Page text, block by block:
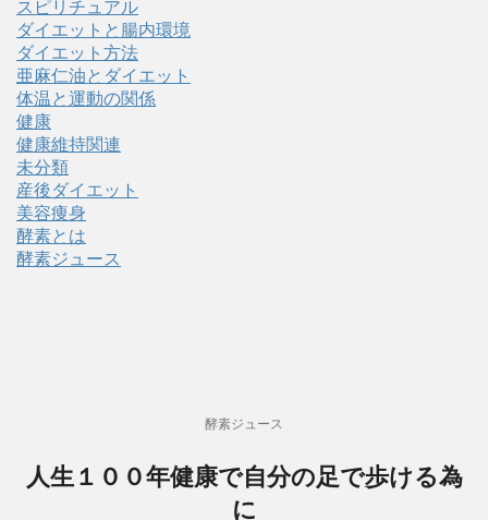
スピリチュアル
ダイエットと腸内環境
ダイエット方法
亜麻仁油とダイエット
体温と運動の関係
健康
健康維持関連
未分類
産後ダイエット
美容痩身
酵素とは
酵素ジュース
酵素ジュース
人生１００年健康で自分の足で歩ける為
に